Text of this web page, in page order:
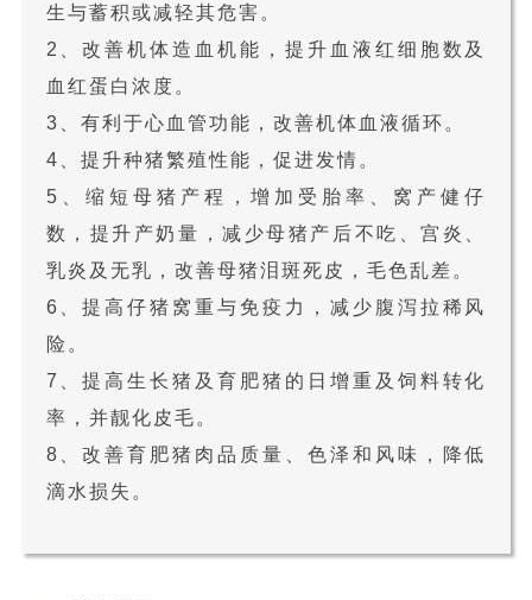
生与蓄积或减轻其危害。
2、改善机体造血机能，提升血液红细胞数及
血红蛋白浓度。
3、有利于心血管功能，改善机体血液循环。
4、提升种猪繁殖性能，促进发情。
5、缩短母猪产程，增加受胎率、窝产健仔
数，提升产奶量，减少母猪产后不吃、宫炎、
乳炎及无乳，改善母猪泪斑死皮，毛色乱差。
6、提高仔猪窝重与免疫力，减少腹泻拉稀风
险。
7、提高生长猪及育肥猪的日增重及饲料转化
率，并靓化皮毛。
8、改善育肥猪肉品质量、色泽和风味，降低
滴水损失。